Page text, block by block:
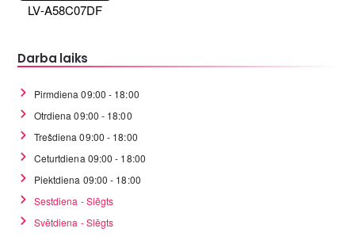
LV-A58C07DF
Darba laiks
Pirmdiena 09:00 - 18:00
Otrdiena 09:00 - 18:00
Trešdiena 09:00 - 18:00
Ceturtdiena 09:00 - 18:00
Piektdiena 09:00 - 18:00
Sestdiena - Slēgts
Svētdiena - Slēgts